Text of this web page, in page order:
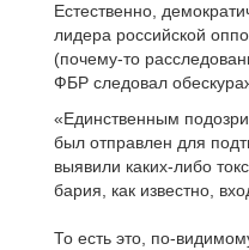
Естественно,
лидера российской
(почему-то
ФБР следовал
«Единственным
был отправлен для
выявили каких-либо
бария, как известно,
То есть это, по-